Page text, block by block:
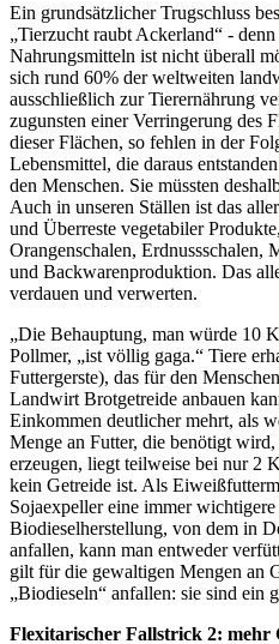
Ein grundsätzlicher Trugschluss
„Tierzucht raubt Ackerland“ -
Nahrungsmitteln ist nicht überall
sich rund 60% der weltweiten
ausschließlich zur Tierernährung
zugunsten einer Verringerung des
dieser Flächen, so fehlen in der
Lebensmittel, die daraus
den Menschen. Sie müssten
Auch in unseren Ställen ist das
und Überreste vegetabiler
Orangenschalen, Erdnussschalen,
und Backwarenproduktion. Das
verdauen und verwerten.
„Die Behauptung, man würde 10
Pollmer, „ist völlig gaga.“ Tiere
Futtergerste), das für den
Landwirt Brotgetreide anbauen
Einkommen deutlicher mehrt, als
Menge an Futter, die benötigt
erzeugen, liegt teilweise bei nur 2
kein Getreide ist. Als
Sojaexpeller eine immer
Biodieselherstellung, von dem in
anfallen, kann man entweder
gilt für die gewaltigen Mengen an
„Biodieseln“ anfallen: sie sind ein
Flexitarischer Fallstrick 2: mehr